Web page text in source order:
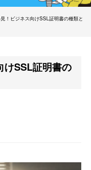
！ビジネス向けSSL証明書の種類と
けSSL証明書の